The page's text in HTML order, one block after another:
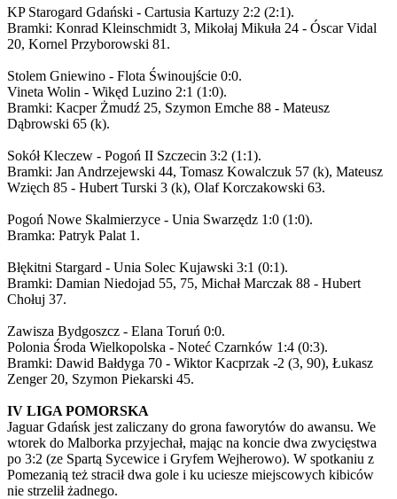
KP Starogard Gdański - Cartusia Kartuzy 2:2 (2:1).
Bramki: Konrad Kleinschmidt 3, Mikołaj Mikuła 24 - Óscar Vidal
20, Kornel Przyborowski 81.
Stolem Gniewino - Flota Świnoujście 0:0.
Vineta Wolin - Wikęd Luzino 2:1 (1:0).
Bramki: Kacper Żmudź 25, Szymon Emche 88 - Mateusz
Dąbrowski 65 (k).
Sokół Kleczew - Pogoń II Szczecin 3:2 (1:1).
Bramki: Jan Andrzejewski 44, Tomasz Kowalczuk 57 (k), Mateusz
Wzięch 85 - Hubert Turski 3 (k), Olaf Korczakowski 63.
Pogoń Nowe Skalmierzyce - Unia Swarzędz 1:0 (1:0).
Bramka: Patryk Palat 1.
Błękitni Stargard - Unia Solec Kujawski 3:1 (0:1).
Bramki: Damian Niedojad 55, 75, Michał Marczak 88 - Hubert
Chołuj 37.
Zawisza Bydgoszcz - Elana Toruń 0:0.
Polonia Środa Wielkopolska - Noteć Czarnków 1:4 (0:3).
Bramki: Dawid Bałdyga 70 - Wiktor Kacprzak -2 (3, 90), Łukasz
Zenger 20, Szymon Piekarski 45.
IV LIGA POMORSKA
Jaguar Gdańsk jest zaliczany do grona faworytów do awansu. We
wtorek do Malborka przyjechał, mając na koncie dwa zwycięstwa
po 3:2 (ze Spartą Sycewice i Gryfem Wejherowo). W spotkaniu z
Pomezanią też stracił dwa gole i ku uciesze miejscowych kibiców
nie strzelił żadnego.